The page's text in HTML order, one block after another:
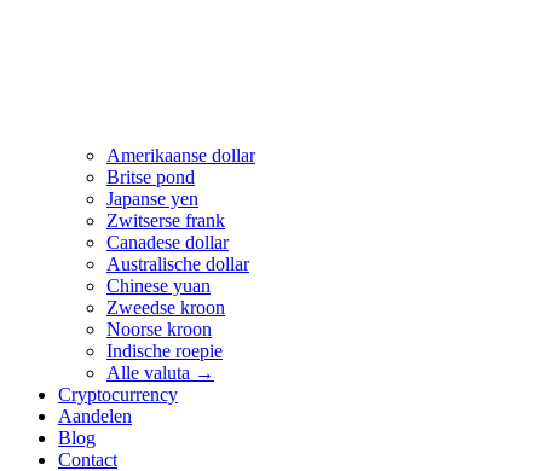
Amerikaanse dollar
Britse pond
Japanse yen
Zwitserse frank
Canadese dollar
Australische dollar
Chinese yuan
Zweedse kroon
Noorse kroon
Indische roepie
Alle valuta →
Cryptocurrency
Aandelen
Blog
Contact